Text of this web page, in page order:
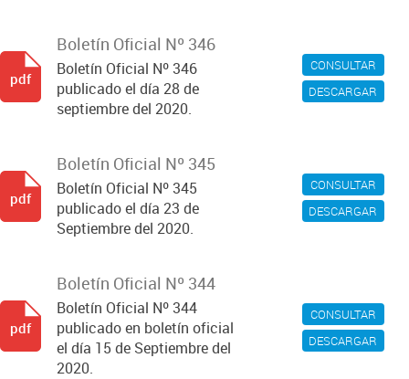
CONSULTAR
DESCARGAR
Boletín Oficial Nº 346
Boletín Oficial Nº 346
publicado el día 28 de
septiembre del 2020.
pdf
CONSULTAR
DESCARGAR
Boletín Oficial Nº 345
Boletín Oficial Nº 345
publicado el día 23 de
Septiembre del 2020.
pdf
CONSULTAR
DESCARGAR
Boletín Oficial Nº 344
Boletín Oficial Nº 344
publicado en boletín oficial
el día 15 de Septiembre del
2020.
pdf